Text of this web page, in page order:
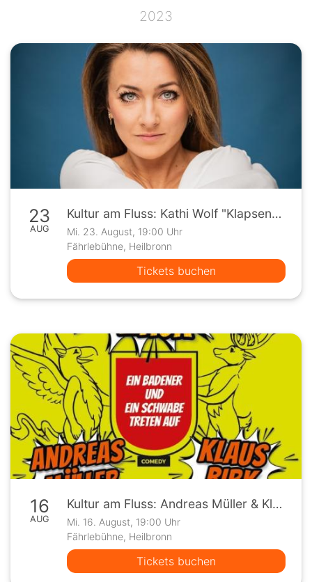
2023
23
AUG
Kultur am Fluss: Kathi Wolf "Klapsenbeste"
Mi. 23. August, 19:00 Uhr
Fährlebühne, Heilbronn
Tickets buchen
16
AUG
Kultur am Fluss: Andreas Müller & Klaus Birk "HomeLändZack"
Mi. 16. August, 19:00 Uhr
Fährlebühne, Heilbronn
Tickets buchen